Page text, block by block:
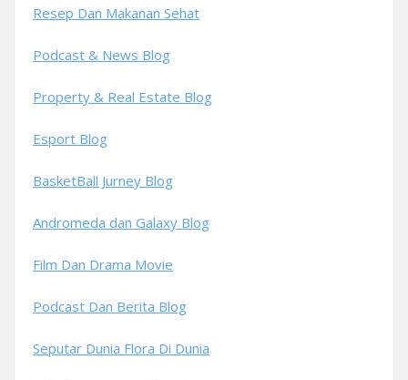
Resep Dan Makanan Sehat
Podcast & News Blog
Property & Real Estate Blog
Esport Blog
BasketBall Jurney Blog
Andromeda dan Galaxy Blog
Film Dan Drama Movie
Podcast Dan Berita Blog
Seputar Dunia Flora Di Dunia